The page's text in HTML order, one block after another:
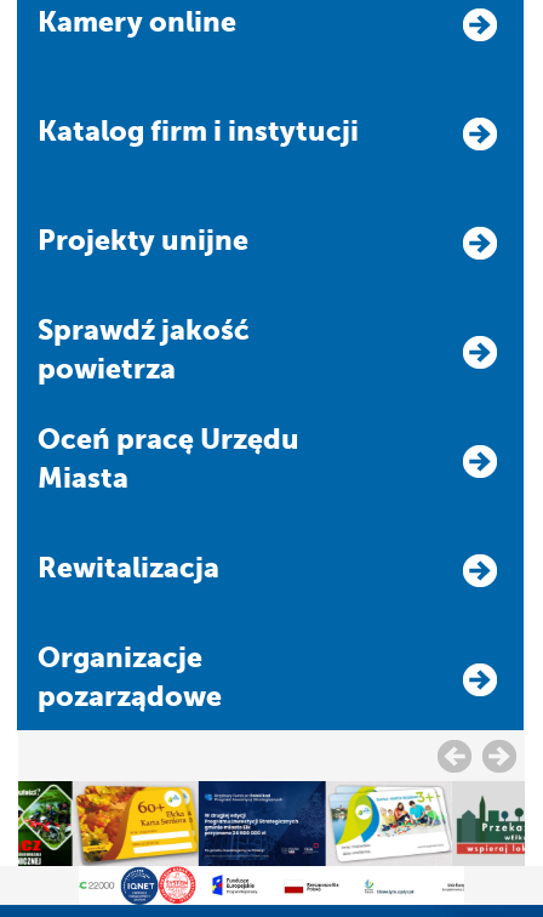
Kamery online
Katalog firm i instytucji
Projekty unijne
Sprawdź jakość
powietrza
Oceń pracę Urzędu
Miasta
Rewitalizacja
Organizacje
pozarządowe